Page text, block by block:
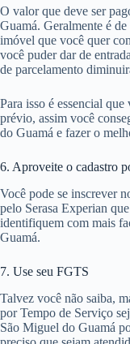
Tanto que, muitas das
perdido devido à
empresa.
documentos em São
coisas diferentes, tudo é
citamos aqui você deve
5. Como conseguir
O valor que deve ser
Guamá. Geralmente é
imóvel que você quer
de parcelamento
Para isso é essencial
prévio, assim você
do Guamá e fazer o